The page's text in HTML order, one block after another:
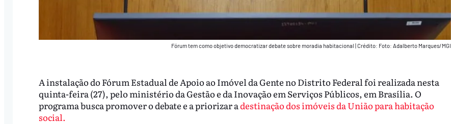
Fórum tem como objetivo democratizar debate sobre moradia habitacional Crédito: Foto: Adalberto Marques/MGI
A instalação do Fórum Estadual de Apoio ao Imóvel da Gente no Distrito Federal foi realizada nesta
quinta-feira (27), pelo ministério da Gestão e da Inovação em Serviços Públicos, em Brasília. O
programa busca promover o debate e a priorizar adestinação dos imóveis da União para habitação
social.